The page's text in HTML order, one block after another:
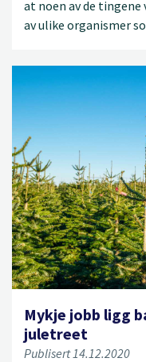
at noen av de
av ulike organismer
Mykje jobb ligg
juletreet
Publisert 14.12.2020